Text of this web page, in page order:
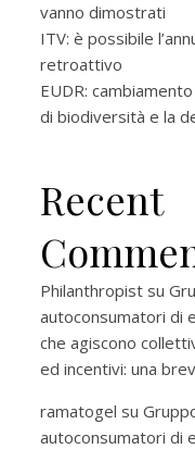
vanno dimostrati
ITV: è possibile
retroattivo
EUDR:
di biodiversità e la
Recent
Philanthropist su
autoconsumatori di
che agiscono
ed incentivi: una
ramatogel su
autoconsumatori di